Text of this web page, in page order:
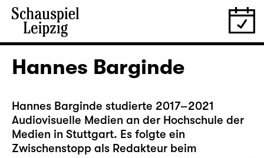
Hannes Barginde
Hannes Barginde studierte 2017–2021
Audiovisuelle Medien an der Hochschule der
Medien in Stuttgart. Es folgte ein
Zwischenstopp als Redakteur beim